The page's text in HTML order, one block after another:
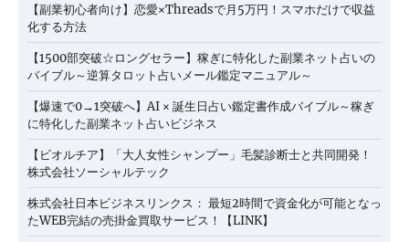
【副業初心者向け】恋愛×Threadsで月5万円！スマホだけで収益
化する方法
【1500部突破☆ロングセラー】稼ぎに特化した副業ネット占いの
バイブル～逆算タロット占いメール鑑定マニュアル～
【爆速で0→1突破へ】AI × 誕生日占い鑑定書作成バイブル～稼ぎ
に特化した副業ネット占いビジネス
【ビオルチア】「大人女性シャンプー」毛髪診断士と共同開発！
株式会社ソーシャルテック
株式会社日本ビジネスリンクス： 最短2時間で資金化が可能となっ
たWEB完結の売掛金買取サービス！【LINK】